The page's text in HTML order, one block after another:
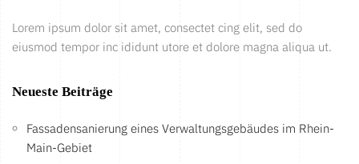
Lorem ipsum dolor sit amet, consectet cing elit, sed do
eiusmod tempor inc ididunt utore et dolore magna aliqua ut.
Neueste Beiträge
Fassadensanierung eines Verwaltungsgebäudes im Rhein-
Main-Gebiet